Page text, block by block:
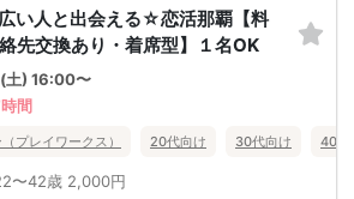
い人と出会える☆恋活那覇【料
先交換あり・着席型】１名OK
土) 16:00〜
間
プレイワークス） 20代向け 30代向け 40代
〜42歳 2,000円